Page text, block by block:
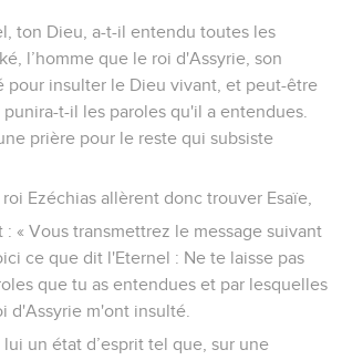
ton Dieu, a-t-il entendu toutes les
l’homme que le roi d'Assyrie, son
pour insulter le Dieu vivant, et peut-être
t-il les paroles qu'il a entendues.
prière pour le reste qui subsiste
Ezéchias allèrent donc trouver Esaïe,
« Vous transmettrez le message suivant
ce que dit l'Eternel : Ne te laisse pas
que tu as entendues et par lesquelles
d'Assyrie m'ont insulté.
un état d’esprit tel que, sur une